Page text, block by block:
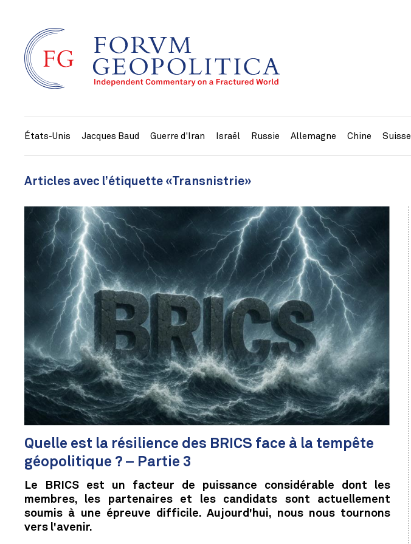
États-Unis Jacques Baud Guerre d'Iran Israël Russie Allemagne Chine Suisse
Articles avec l’étiquette «Transnistrie»
Quelle est la résilience des BRICS face à la tempête
géopolitique ? – Partie 3
Le BRICS est un facteur de puissance considérable dont les
membres, les partenaires et les candidats sont actuellement
soumis à une épreuve difficile. Aujourd'hui, nous nous tournons
vers l'avenir.